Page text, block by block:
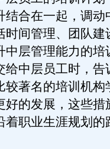
结合在一起，调动
时间管理、团队建
中层管理能力的培
给中层员工时，告
较著名的培训机构
好的发展，这些措
着职业生涯规划的